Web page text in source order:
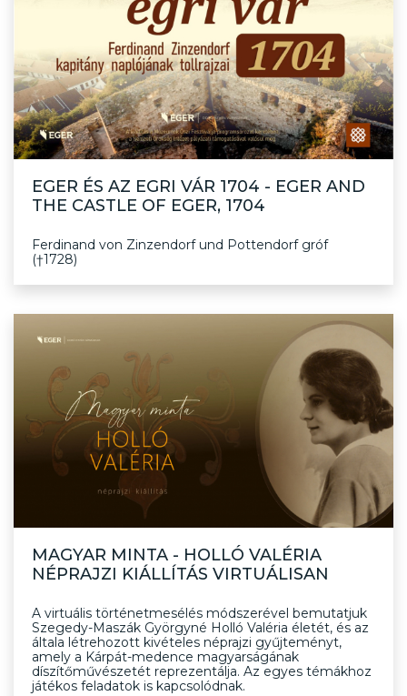
EGER ÉS AZ EGRI VÁR 1704 - EGER AND
THE CASTLE OF EGER, 1704
Ferdinand von Zinzendorf und Pottendorf gróf
(†1728)
MAGYAR MINTA - HOLLÓ VALÉRIA
NÉPRAJZI KIÁLLÍTÁS VIRTUÁLISAN
A virtuális történetmesélés módszerével bemutatjuk
Szegedy-Maszák Györgyné Holló Valéria életét, és az
általa létrehozott kivételes néprajzi gyűjteményt,
amely a Kárpát-medence magyarságának
díszítőművészetét reprezentálja. Az egyes témákhoz
játékos feladatok is kapcsolódnak.